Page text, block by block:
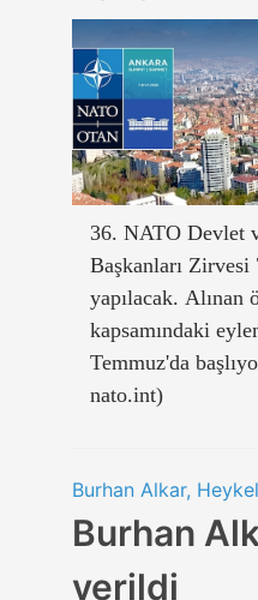
36. NATO Devlet
Başkanları Zirvesi
yapılacak. Alınan
kapsamındaki
Temmuz'da
nato.int)
Burhan Alkar, Heykel
Burhan
verildi